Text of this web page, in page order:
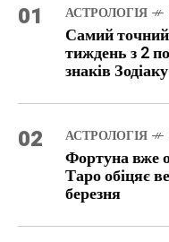
01 АСТРОЛОГІЯ
Самий
тиждень з 2
знаків Зодіаку
02 АСТРОЛОГІЯ
Фортуна вже
Таро обіцяє
березня